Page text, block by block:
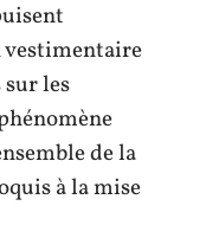
sur les
de la
à la mise